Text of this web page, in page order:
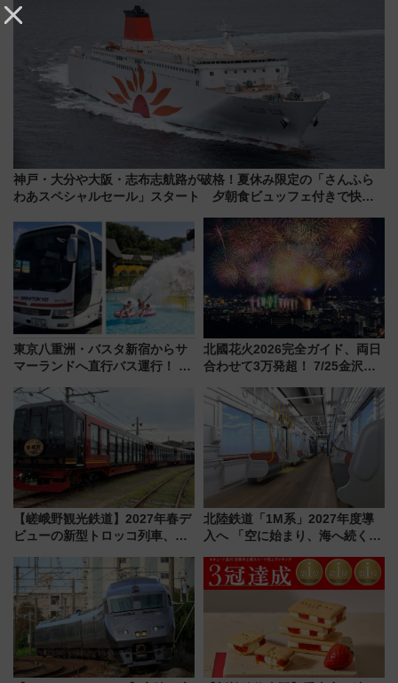
神戸・大分や大阪・志布志航路が破格！夏休み限定の「さんふら
わあスペシャルセール」スタート 夕朝食ビュッフェ付きで快適
東京八重洲・バスタ新宿からサ
マーランドへ直行バス運行！ お
推し活を楽しもう！（2026年
8/1～31）
北國花火2026完全ガイド、両日
合わせて3万発超！ 7/25金沢大
会の日程・アクセス・観覧席ま
とめ（石川県）
【嵯峨野観光鉄道】2027年春デ
ビューの新型トロッコ列車、い
は2026年で引退
北陸鉄道「1M系」2027年度導
入へ 「空に始まり、海へ続く」
神秘的なデザイン